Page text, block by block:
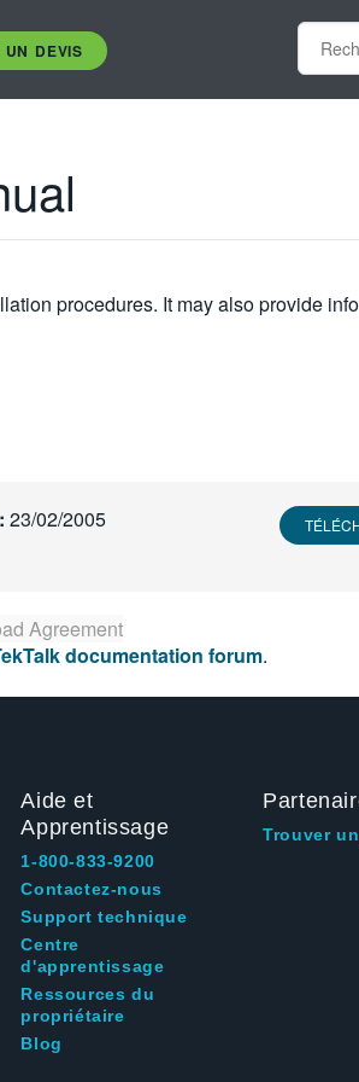
UN DEVIS
procedures. It may also provide
23/02/2005
Agreement
documentation forum.
Aide et
Apprentissage
1-800-833-9200
Contactez-nous
Support technique
Centre
d'apprentissage
Ressources du
propriétaire
Blog
Trouver